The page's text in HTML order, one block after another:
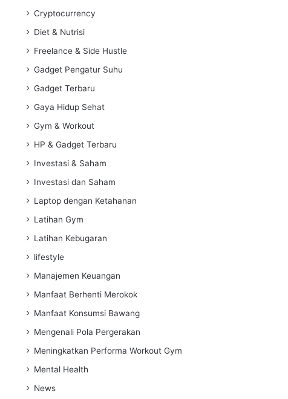
Cryptocurrency
Diet & Nutrisi
Freelance & Side Hustle
Gadget Pengatur Suhu
Gadget Terbaru
Gaya Hidup Sehat
Gym & Workout
HP & Gadget Terbaru
Investasi & Saham
Investasi dan Saham
Laptop dengan Ketahanan
Latihan Gym
Latihan Kebugaran
lifestyle
Manajemen Keuangan
Manfaat Berhenti Merokok
Manfaat Konsumsi Bawang
Mengenali Pola Pergerakan
Meningkatkan Performa Workout Gym
Mental Health
News